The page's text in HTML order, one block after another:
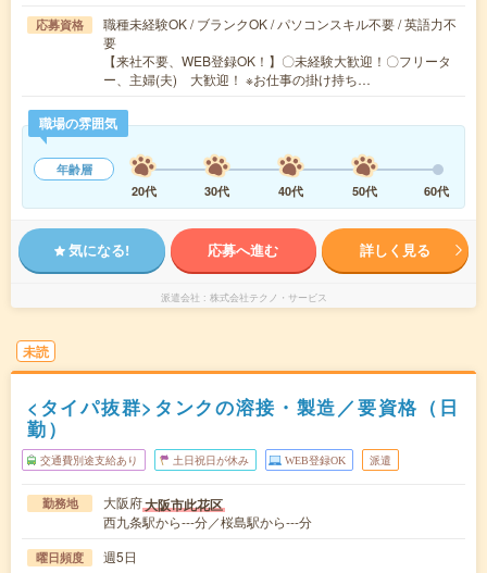
応募資格
職種未経験OK / ブランクOK / パソコンスキル不要 / 英語力不
要
【来社不要、WEB登録OK！】〇未経験大歓迎！〇フリータ
ー、主婦(夫) 大歓迎！ ※お仕事の掛け持ち…
職場の雰囲気
年齢層
20代
30代 40代 50代 60代
気になる! 応募へ進む 詳しく見る
派遣会社 株式会社テクノ・サービス
未読
<タイパ抜群>タンクの溶接・製造／要資格（日
勤）
交通費別途支給あり 土日祝日が休み WEB登録OK 派遣
勤務地 大阪府大阪市此花区
西九条駅から---分／桜島駅から---分
曜日頻度 週5日